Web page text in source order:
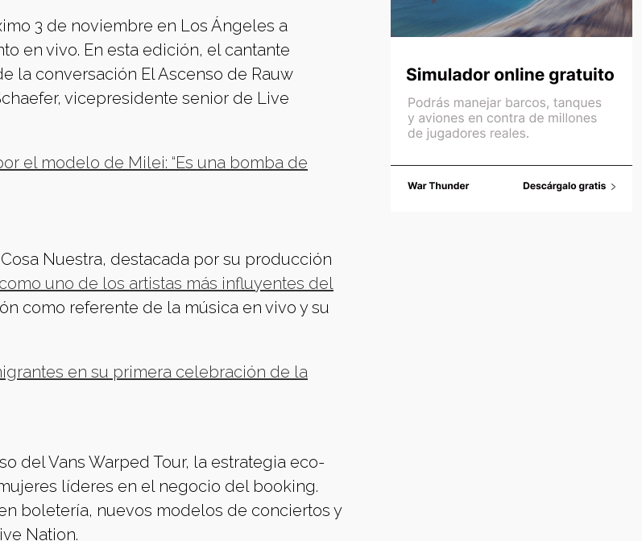
3 de noviembre en Los Ángeles a
en vivo. En esta edición, el cantante
la conversación El Ascenso de Rauw
vicepresidente senior de Live
el modelo de Milei: “Es una bomba de
Nuestra, destacada por su producción
uno de los artistas más influyentes del
como referente de la música en vivo y su
en su primera celebración de la
del Vans Warped Tour, la estrategia eco-
líderes en el negocio del booking.
boletería, nuevos modelos de conciertos y
Nation.